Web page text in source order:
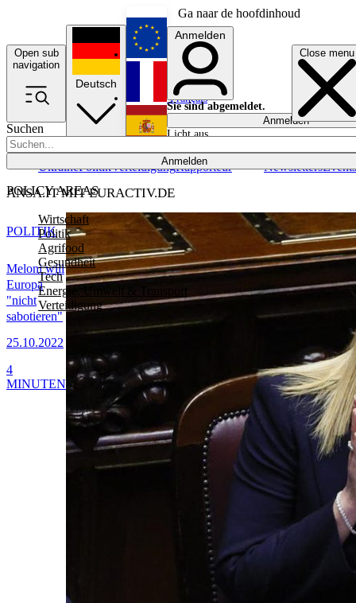
Ga naar de hoofdinhoud
Open sub
navigation
Close menu
Suchen
Anmelden
POLICY AREAS
Wirtschaft
Politik
Agrifood
Gesundheit
Tech
Energie, Umwelt & Transport
Verteidigung
UkrainePolitikVerteidigungRapporteur NewslettersEvents
Deutsch
English
Français
Anmelden
Sie sind abgemeldet.
Anmelden
Licht aus
ANSA.IT MIT EURACTIV.DE
Meloni will
Europa
"nicht
sabotieren"
25.10.2022
POLITIK
4
MINUTEN